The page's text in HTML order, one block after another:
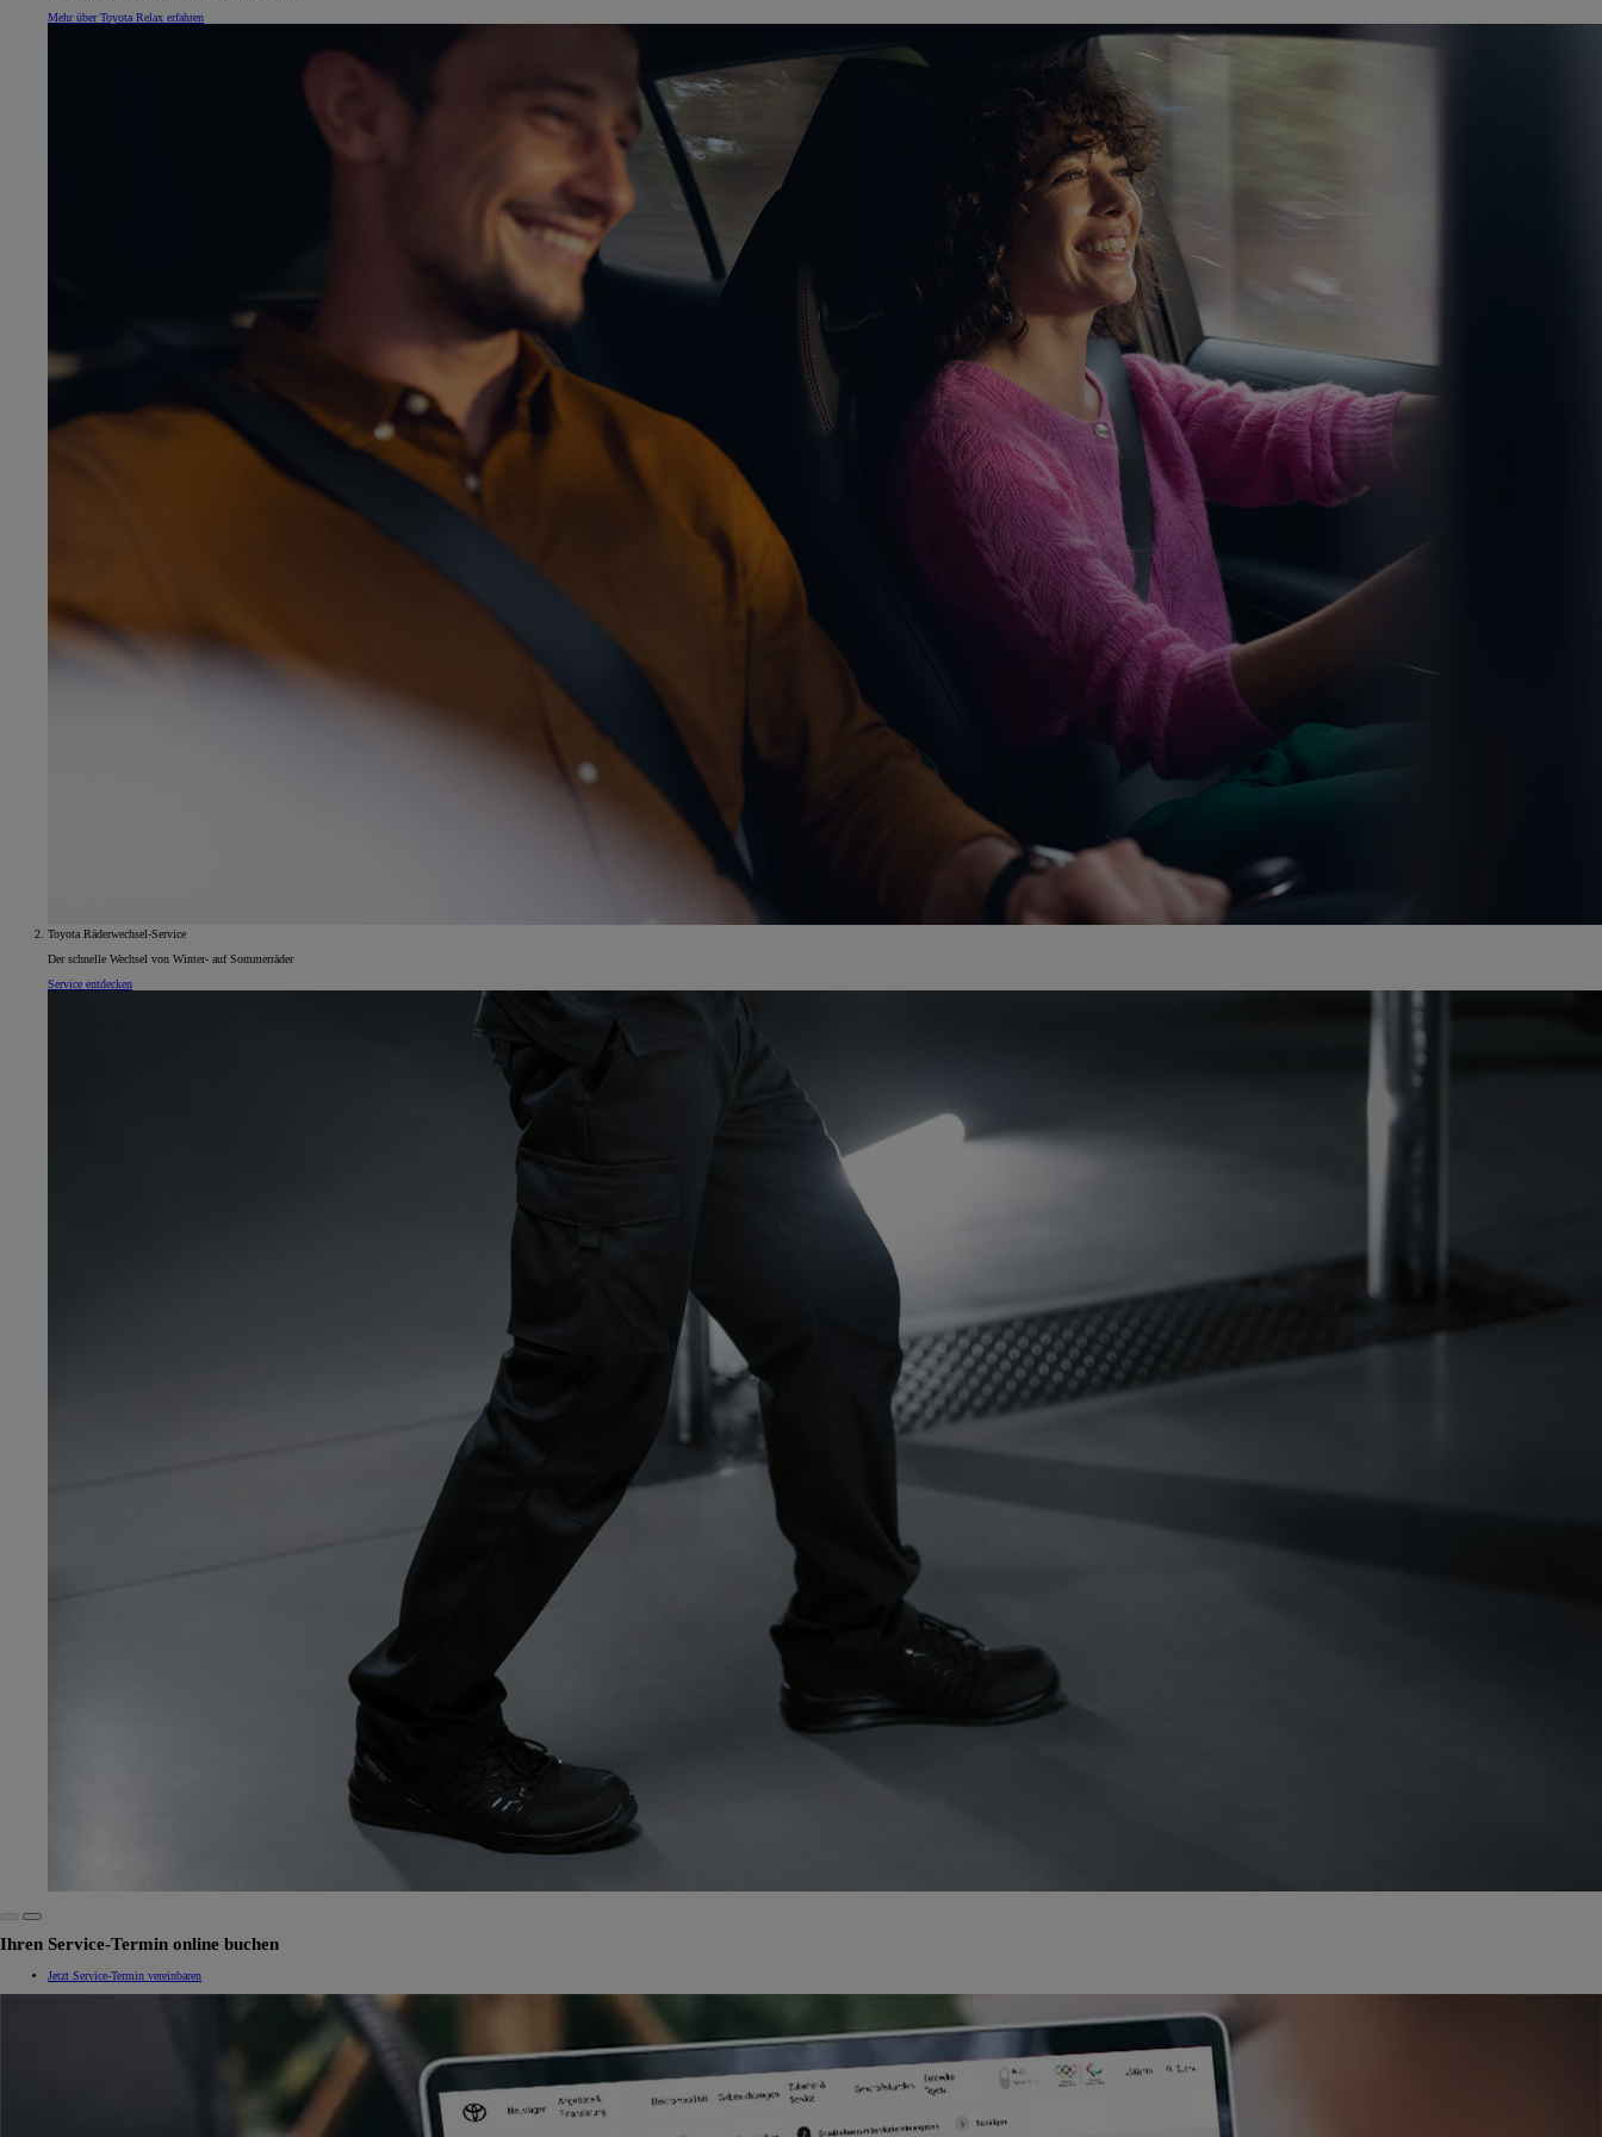
Mehr über Toyota Relax erfahren
Toyota Räderwechsel-Service
Der schnelle Wechsel von Winter- auf Sommerräder
Service entdecken
Ihren Service-Termin online buchen
Jetzt Service-Termin vereinbaren